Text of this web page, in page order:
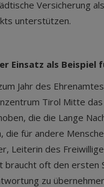
Versicherung
unterstützen.
Einsatz als Beispiel
Jahr des
Tirol Mitte
die die Lange
die für andere
Leiterin des
braucht oft den ersten
zu